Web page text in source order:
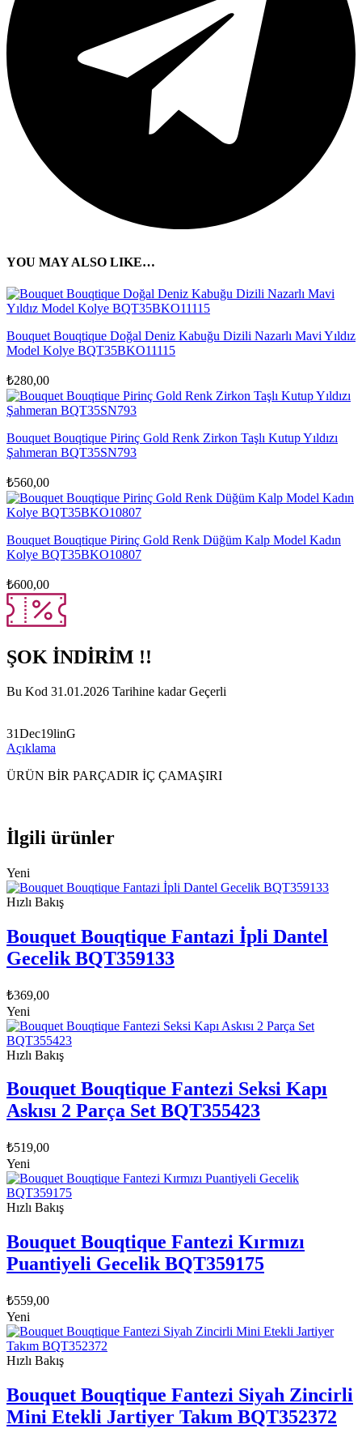
YOU MAY ALSO LIKE…
Bouquet Bouqtique Doğal Deniz Kabuğu Dizili Nazarlı Mavi Yıldız
Model Kolye BQT35BKO11115
₺280,00
Bouquet Bouqtique Pirinç Gold Renk Zirkon Taşlı Kutup Yıldızı
Şahmeran BQT35SN793
₺560,00
Bouquet Bouqtique Pirinç Gold Renk Düğüm Kalp Model Kadın
Kolye BQT35BKO10807
₺600,00
ŞOK İNDİRİM !!
Bu Kod 31.01.2026 Tarihine kadar Geçerli
31Dec19linG
Açıklama
ÜRÜN BİR PARÇADIR İÇ ÇAMAŞIRI
İlgili ürünler
Yeni
Hızlı Bakış
Bouquet Bouqtique Fantazi İpli Dantel
Gecelik BQT359133
₺369,00
Yeni
Hızlı Bakış
Bouquet Bouqtique Fantezi Seksi Kapı
Askısı 2 Parça Set BQT355423
₺519,00
Yeni
Hızlı Bakış
Bouquet Bouqtique Fantezi Kırmızı
Puantiyeli Gecelik BQT359175
₺559,00
Yeni
Hızlı Bakış
Bouquet Bouqtique Fantezi Siyah Zincirli
Mini Etekli Jartiyer Takım BQT352372